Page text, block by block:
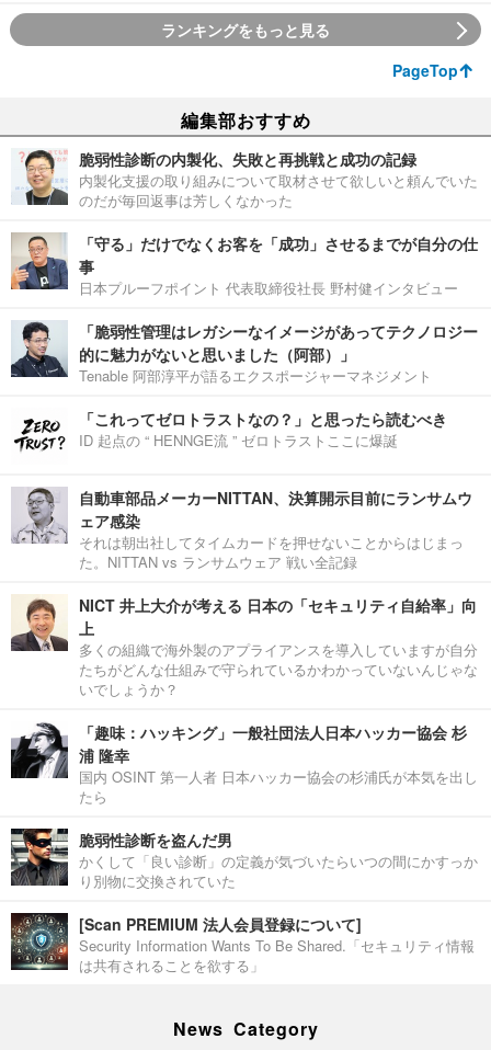
ランキングをもっと見る
PageTop
編集部おすすめ
脆弱性診断の内製化、失敗と再挑戦と成功の記録
内製化支援の取り組みについて取材させて欲しいと頼んでいた
のだが毎回返事は芳しくなかった
「守る」だけでなくお客を「成功」させるまでが自分の仕
事
日本プルーフポイント 代表取締役社長 野村健インタビュー
「脆弱性管理はレガシーなイメージがあってテクノロジー
的に魅力がないと思いました（阿部）」
Tenable 阿部淳平が語るエクスポージャーマネジメント
「これってゼロトラストなの？」と思ったら読むべき
ID 起点の “ HENNGE流 ” ゼロトラストここに爆誕
自動車部品メーカーNITTAN、決算開示目前にランサムウ
ェア感染
それは朝出社してタイムカードを押せないことからはじまっ
た。NITTAN vs ランサムウェア 戦い全記録
NICT 井上大介が考える 日本の「セキュリティ自給率」向
上
多くの組織で海外製のアプライアンスを導入していますが自分
たちがどんな仕組みで守られているかわかっていないんじゃな
いでしょうか？
「趣味：ハッキング」一般社団法人日本ハッカー協会 杉
浦 隆幸
国内 OSINT 第一人者 日本ハッカー協会の杉浦氏が本気を出し
たら
脆弱性診断を盗んだ男
かくして「良い診断」の定義が気づいたらいつの間にかすっか
り別物に交換されていた
[Scan PREMIUM 法人会員登録について]
Security Information Wants To Be Shared.「セキュリティ情報
は共有されることを欲する」
News Category